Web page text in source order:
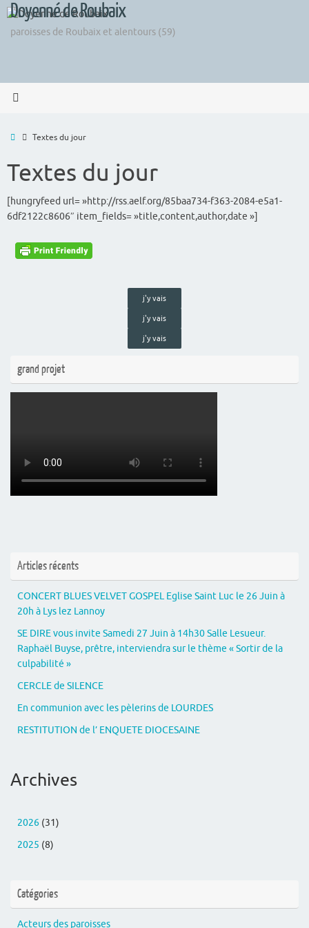
Passer
au
contenu
Doyenné de Roubaix
paroisses de Roubaix et alentours (59)
Accueil
Textes du jour
Textes du jour
[hungryfeed url= »http://rss.aelf.org/85baa734-f363-2084-e5a1-
6df2122c8606″ item_fields= »title,content,author,date »]
j'y vais
j'y vais
j'y vais
grand projet
Articles récents
CONCERT BLUES VELVET GOSPEL Eglise Saint Luc le 26 Juin à
20h à Lys lez Lannoy
SE DIRE vous invite Samedi 27 Juin à 14h30 Salle Lesueur.
Raphaël Buyse, prêtre, interviendra sur le thème « Sortir de la
culpabilité »
CERCLE de SILENCE
En communion avec les pèlerins de LOURDES
RESTITUTION de l’ ENQUETE DIOCESAINE
Archives
2026 (31)
2025 (8)
Catégories
Acteurs des paroisses